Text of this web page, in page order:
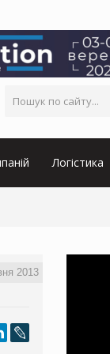
Логістика
2013